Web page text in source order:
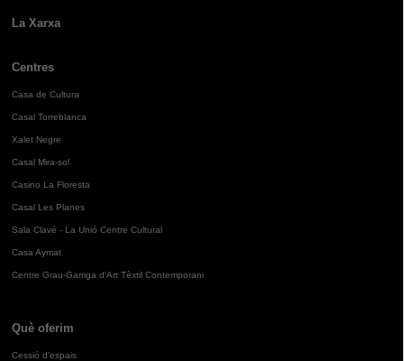
La Xarxa
Centres
Casa de Cultura
Casal Torreblanca
Xalet Negre
Casal Mira-sol
Casino La Floresta
Casal Les Planes
Sala Clavé - La Unió Centre Cultural
Casa Aymat
Centre Grau-Garriga d'Art Tèxtil Contemporani
Què oferim
Cessió d'espais